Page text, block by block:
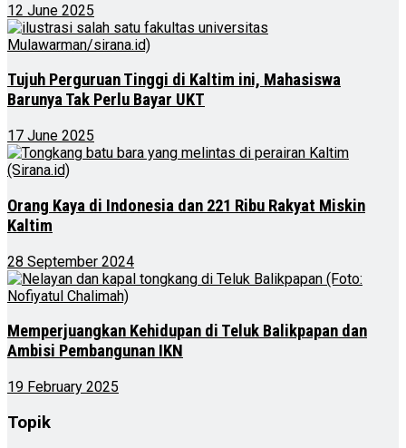
12 June 2025
Tujuh Perguruan Tinggi di Kaltim ini, Mahasiswa
Barunya Tak Perlu Bayar UKT
17 June 2025
Orang Kaya di Indonesia dan 221 Ribu Rakyat Miskin
Kaltim
28 September 2024
Memperjuangkan Kehidupan di Teluk Balikpapan dan
Ambisi Pembangunan IKN
19 February 2025
Topik